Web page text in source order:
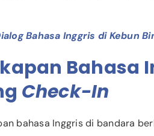
Bahasa Inggris di Kebun
Bahasa
Check-In
bahasa Inggris di bandara